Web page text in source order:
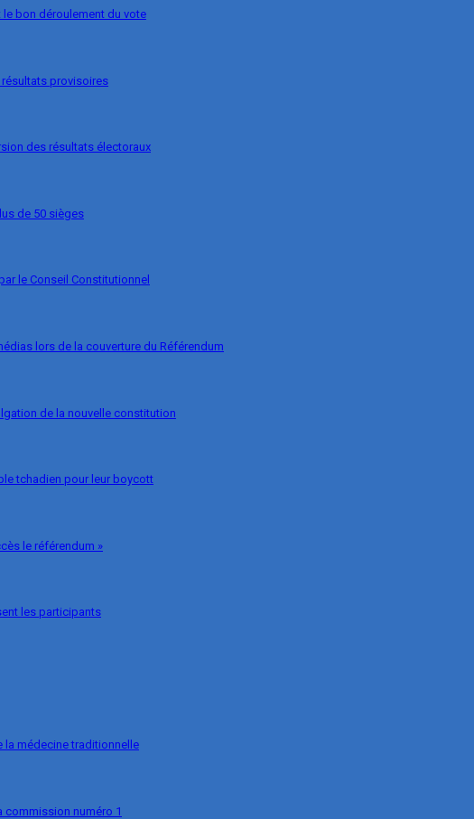
le bon déroulement du vote
provisoires
des résultats électoraux
de 50 sièges
le Conseil Constitutionnel
lors de la couverture du Référendum
de la nouvelle constitution
tchadien pour leur boycott
le référendum »
les participants
la médecine traditionnelle
numéro 1